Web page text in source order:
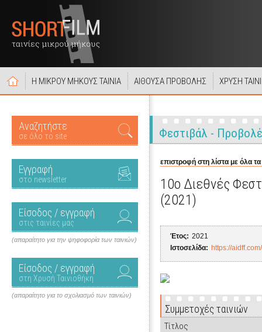
Η ΜΙΚΡΟΥ ΜΗΚΟΥΣ ΤΑΙΝΙΑ ΑΙΘΟΥΣΑ ΠΡΟΒΟΛΗΣ ΧΡΥΣΗ
Αναζητήστε
σε όλο το site
Εγγραφή
στο newsletter
Είσοδος / εγγραφή
στις ταινίες μας
(απαραίτητο για την ψηφοφορία των ταινιών)
Είσοδος / εγγραφή
στη Χρυσή Ταινιοθήκη
(απαραίτητο για το σχολιασμό των ταινιών)
Φεστιβάλ -
επιστροφή στη λίστα με όλα
10ο Διεθνές
(2021)
Έτος: 2021
Ιστοσελίδα: https://
Συμμετοχές ταινιών
Τίτλος